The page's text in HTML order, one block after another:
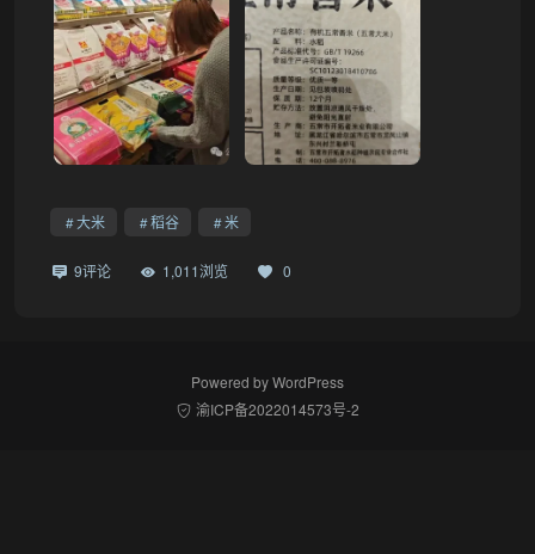
大米 稻谷 米
9评论 1,011浏览 0
Powered byWordPress
渝ICP备2022014573号-2